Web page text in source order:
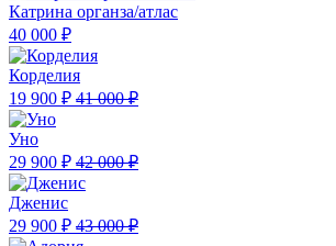
Катрина органза/атлас
40 000 ₽
Корделия
19 900 ₽ 41 000 ₽
Уно
29 900 ₽ 42 000 ₽
Дженис
29 900 ₽ 43 000 ₽